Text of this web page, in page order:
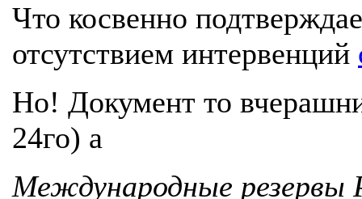
Что косвенно
отсутствием интервенций
Но! Документ то
24го) а
Международные резервы